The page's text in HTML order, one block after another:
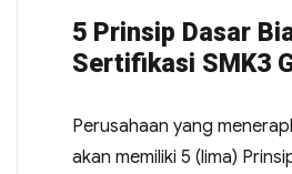
5 Prinsip Dasar
Sertifikasi SMK3
Perusahaan yang
akan memiliki 5 (lima)